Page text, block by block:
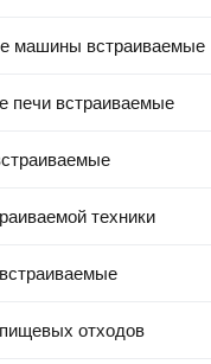
машины встраиваемые
печи встраиваемые
техники
отходов